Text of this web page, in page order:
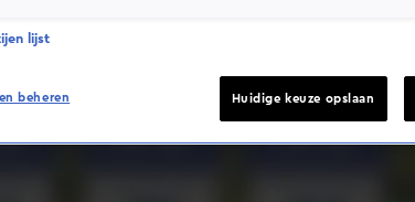
lijst
beheren Huidige keuze opslaan